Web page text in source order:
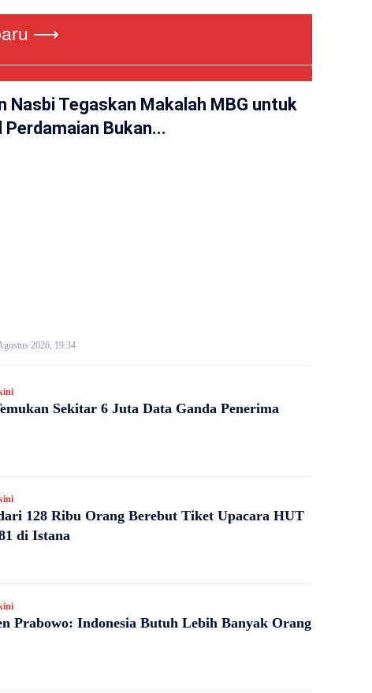
⟶
Nasbi Tegaskan Makalah MBG untuk
Perdamaian Bukan...
2026, 19:34
Sekitar 6 Juta Data Ganda Penerima
128 Ribu Orang Berebut Tiket Upacara HUT
di Istana
Prabowo: Indonesia Butuh Lebih Banyak Orang